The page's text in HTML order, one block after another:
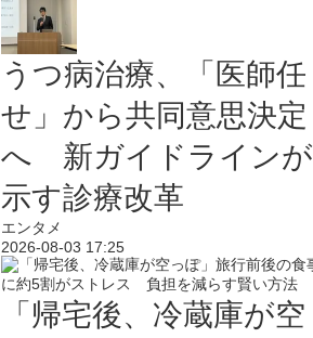
うつ病治療、「医師任
せ」から共同意思決定
へ 新ガイドラインが
示す診療改革
エンタメ
2026-08-03 17:25
「帰宅後、冷蔵庫が空